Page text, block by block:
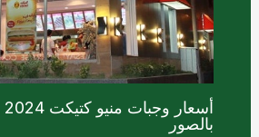
بالصور